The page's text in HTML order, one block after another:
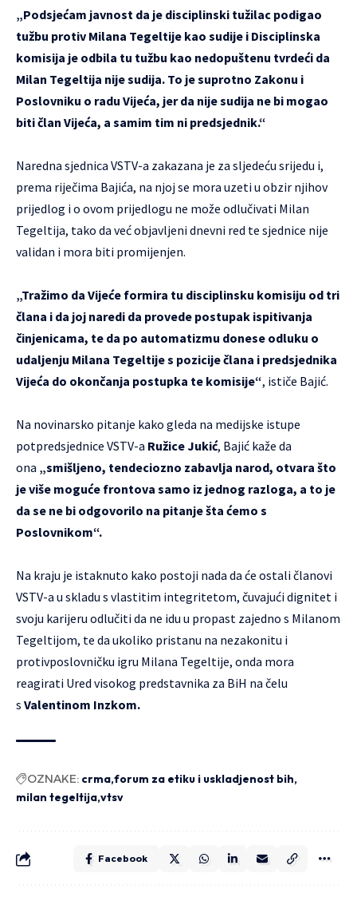
„Podsjećam javnost da je disciplinski tužilac podigao
tužbu protiv Milana Tegeltije kao sudije i Disciplinska
komisija je odbila tu tužbu kao nedopuštenu tvrdeći da
Milan Tegeltija nije sudija. To je suprotno Zakonu i
Poslovniku o radu Vijeća, jer da nije sudija ne bi mogao
biti član Vijeća, a samim tim ni predsjednik.“
Naredna sjednica VSTV-a zakazana je za sljedeću srijedu i,
prema riječima Bajića, na njoj se mora uzeti u obzir njihov
prijedlog i o ovom prijedlogu ne može odlučivati Milan
Tegeltija, tako da već objavljeni dnevni red te sjednice nije
validan i mora biti promijenjen.
„Tražimo da Vijeće formira tu disciplinsku komisiju od tri
člana i da joj naredi da provede postupak ispitivanja
činjenicama, te da po automatizmu donese odluku o
udaljenju Milana Tegeltije s pozicije člana i predsjednika
Vijeća do okončanja postupka te komisije“, ističe Bajić.
Na novinarsko pitanje kako gleda na medijske istupe
potpredsjednice VSTV-a Ružice Jukić, Bajić kaže da
ona „smišljeno, tendeciozno zabavlja narod, otvara što
je više moguće frontova samo iz jednog razloga, a to je
da se ne bi odgovorilo na pitanje šta ćemo s
Poslovnikom“.
Na kraju je istaknuto kako postoji nada da će ostali članovi
VSTV-a u skladu s vlastitim integritetom, čuvajući dignitet i
svoju karijeru odlučiti da ne idu u propast zajedno s Milanom
Tegeltijom, te da ukoliko pristanu na nezakonitu i
protivposlovničku igru Milana Tegeltije, onda mora
reagirati Ured visokog predstavnika za BiH na čelu
s Valentinom Inzkom.
OZNAKE: crma forum za etiku i uskladjenost bih
milan tegeltija vtsv
Facebook